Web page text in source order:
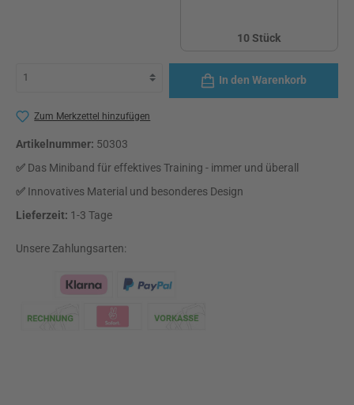
10 Stück
In den Warenkorb
Zum Merkzettel hinzufügen
Artikelnummer: 50303
✅ Das Miniband für effektives Training - immer und überall
✅ Innovatives Material und besonderes Design
Lieferzeit: 1-3 Tage
Unsere Zahlungsarten: